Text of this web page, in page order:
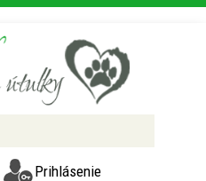
Prihlásenie